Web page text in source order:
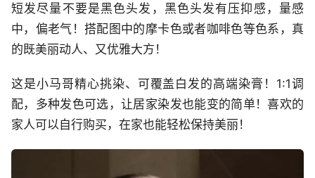
短发尽量不要是黑色头发，黑色头发有压抑感，量感
中，偏老气！搭配图中的摩卡色或者咖啡色等色系，真
的既美丽动人、又优雅大方！
这是小马哥精心挑染、可覆盖白发的高端染膏！1:1调
配，多种发色可选，让居家染发也能变的简单！喜欢的
家人可以自行购买，在家也能轻松保持美丽！